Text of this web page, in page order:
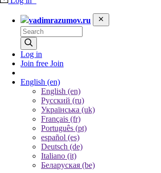
vadimrazumov.ru
Log in
Join free Join
English (en)
English (en)
Русский (ru)
Українська (uk)
Français (fr)
Português (pt)
español (es)
Deutsch (de)
Italiano (it)
Беларуская (be)